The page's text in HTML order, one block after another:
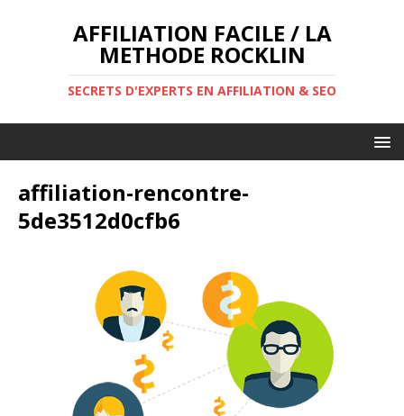
AFFILIATION FACILE / LA
METHODE ROCKLIN
SECRETS D'EXPERTS EN AFFILIATION & SEO
affiliation-rencontre-
5de3512d0cfb6